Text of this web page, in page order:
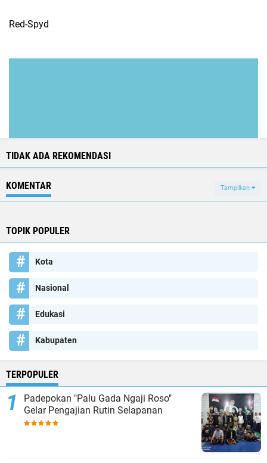
Red-Spyd
TIDAK ADA REKOMENDASI
KOMENTAR Tampilkan
TOPIK POPULER
Kota
Nasional
Edukasi
Kabupaten
TERPOPULER
Padepokan "Palu Gada Ngaji Roso"
Gelar Pengajian Rutin Selapanan